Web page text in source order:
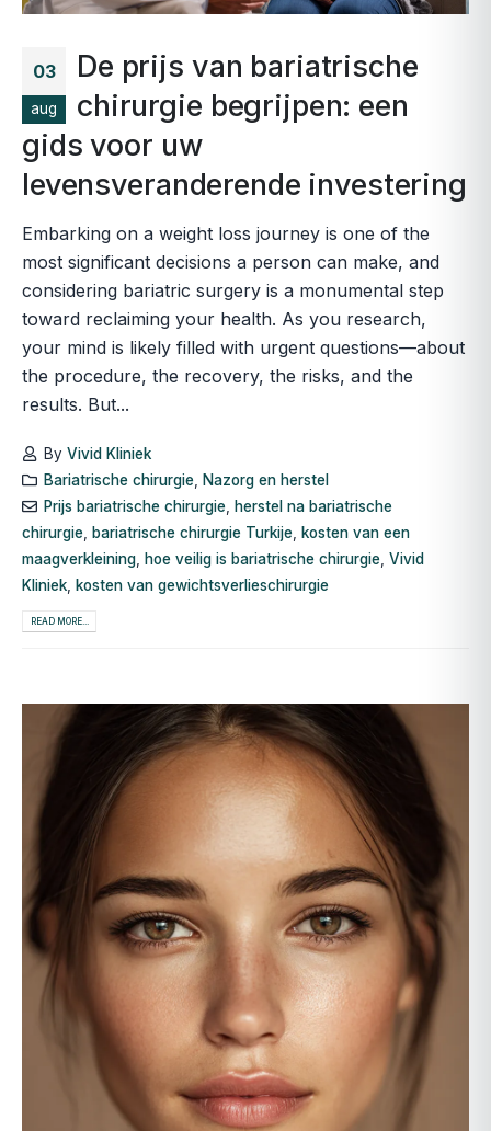
03
aug
De prijs van bariatrische
chirurgie begrijpen: een
gids voor uw
levensveranderende investering
Embarking on a weight loss journey is one of the
most significant decisions a person can make, and
considering bariatric surgery is a monumental step
toward reclaiming your health. As you research,
your mind is likely filled with urgent questions—about
the procedure, the recovery, the risks, and the
results. But...
By Vivid Kliniek
Bariatrische chirurgie,
Nazorg en herstel
Prijs bariatrische chirurgie,
herstel na bariatrische
chirurgie
bariatrische chirurgie Turkije
kosten van een
maagverkleining
hoe veilig is bariatrische chirurgie Vivid
Kliniek
kosten van gewichtsverlieschirurgie
READ MORE...